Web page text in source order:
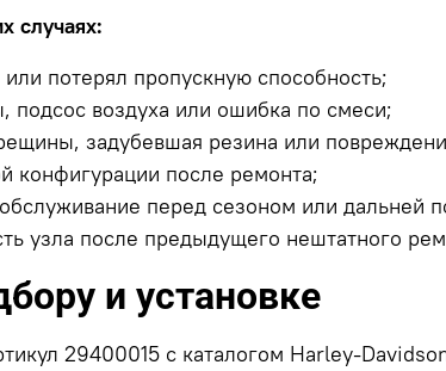
случаях:
потерял пропускную способность;
подсос воздуха или ошибка по смеси;
задубевшая резина или
конфигурации после ремонта;
перед сезоном или дальней
узла после предыдущего нештатного
и установке
29400015 с каталогом Harley-